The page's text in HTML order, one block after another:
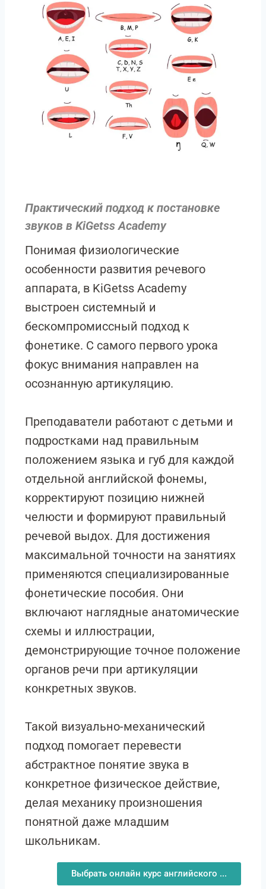
Практический подход к постановке
звуков в KiGetss Academy
Понимая физиологические
особенности развития речевого
аппарата, в KiGetss Academy
выстроен системный и
бескомпромиссный подход к
фонетике. С самого первого урока
фокус внимания направлен на
осознанную артикуляцию.
Преподаватели работают с детьми и
подростками над правильным
положением языка и губ для каждой
отдельной английской фонемы,
корректируют позицию нижней
челюсти и формируют правильный
речевой выдох. Для достижения
максимальной точности на занятиях
применяются специализированные
фонетические пособия. Они
включают наглядные анатомические
схемы и иллюстрации,
демонстрирующие точное положение
органов речи при артикуляции
конкретных звуков.
Такой визуально-механический
подход помогает перевести
абстрактное понятие звука в
конкретное физическое действие,
делая механику произношения
понятной даже младшим
школьникам.
Выбрать онлайн курс английского ...